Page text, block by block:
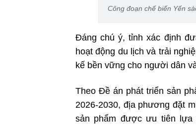
Công đoạn chế biến Yến
Đáng chú ý, tỉnh xác định
hoạt động du lịch và trải
kế bền vững cho người dân
Theo Đề án phát triển sản
2026-2030, địa phương đặt
sản phẩm được ưu tiên lựa